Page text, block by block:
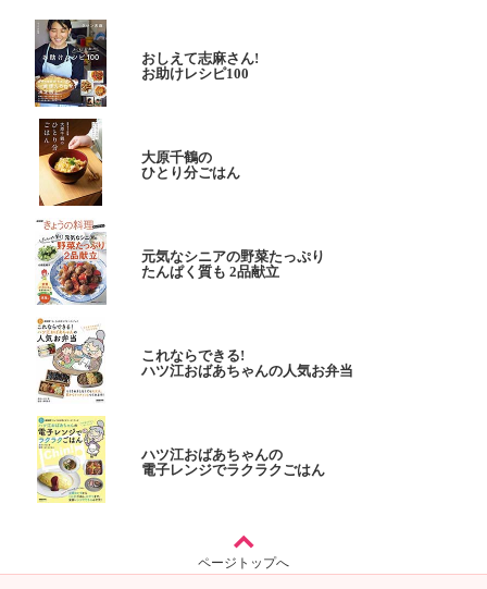
おしえて志麻さん!
お助けレシピ100
大原千鶴の
ひとり分ごはん
元気なシニアの野菜たっぷり
たんぱく質も 2品献立
これならできる!
ハツ江おばあちゃんの人気お弁当
ハツ江おばあちゃんの
電子レンジでラクラクごはん
ページトップへ